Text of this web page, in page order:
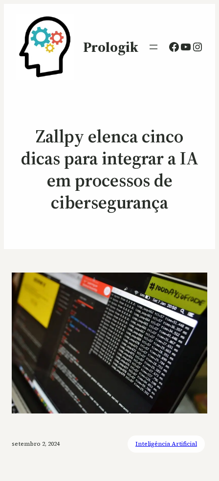
Prologik Facebook
Zallpy elenca cinco
dicas para integrar a IA
em processos de
cibersegurança
setembro 2, 2024 Inteligência Artificial